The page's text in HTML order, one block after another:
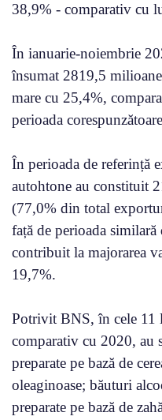
38,9% - comparativ cu
În ianuarie-noiembrie
însumat 2819,5
mare cu 25,4%,
perioada
În perioada de referință
autohtone au constituit
(77,0% din total
față de perioada
contribuit la majorarea
19,7%.
Potrivit BNS, în cele 11
comparativ cu 2020, au
preparate pe bază de
oleaginoase; băuturi
preparate pe bază de